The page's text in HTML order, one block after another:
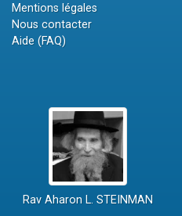
Mentions légales
Nous contacter
Aide (FAQ)
Rav Aharon L. STEINMAN